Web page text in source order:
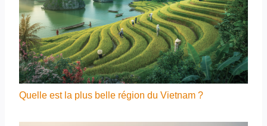
Quelle est la plus belle région du Vietnam ?